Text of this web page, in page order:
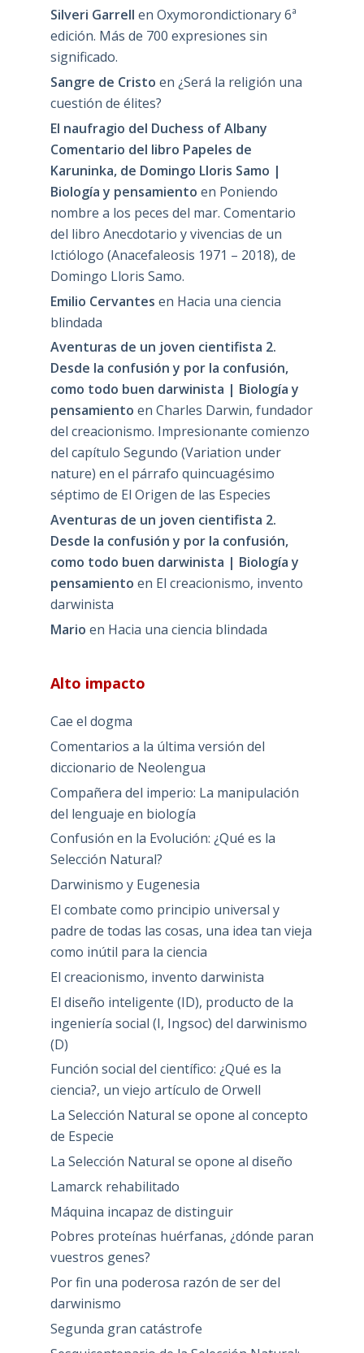
Silveri Garrell en Oxymorondictionary 6ª
edición. Más de 700 expresiones sin
significado.
Sangre de Cristo en ¿Será la religión una
cuestión de élites?
El naufragio del Duchess of Albany
Comentario del libro Papeles de
Karuninka, de Domingo Lloris Samo |
Biología y pensamiento en Poniendo
nombre a los peces del mar. Comentario
del libro Anecdotario y vivencias de un
Ictiólogo (Anacefaleosis 1971 – 2018), de
Domingo Lloris Samo.
Emilio Cervantes en Hacia una ciencia
blindada
Aventuras de un joven cientifista 2.
Desde la confusión y por la confusión,
como todo buen darwinista | Biología y
pensamiento en Charles Darwin, fundador
del creacionismo. Impresionante comienzo
del capítulo Segundo (Variation under
nature) en el párrafo quincuagésimo
séptimo de El Origen de las Especies
Aventuras de un joven cientifista 2.
Desde la confusión y por la confusión,
como todo buen darwinista | Biología y
pensamiento en El creacionismo, invento
darwinista
Mario en Hacia una ciencia blindada
Alto impacto
Cae el dogma
Comentarios a la última versión del
diccionario de Neolengua
Compañera del imperio: La manipulación
del lenguaje en biología
Confusión en la Evolución: ¿Qué es la
Selección Natural?
Darwinismo y Eugenesia
El combate como principio universal y
padre de todas las cosas, una idea tan vieja
como inútil para la ciencia
El creacionismo, invento darwinista
El diseño inteligente (ID), producto de la
ingeniería social (I, Ingsoc) del darwinismo
(D)
Función social del científico: ¿Qué es la
ciencia?, un viejo artículo de Orwell
La Selección Natural se opone al concepto
de Especie
La Selección Natural se opone al diseño
Lamarck rehabilitado
Máquina incapaz de distinguir
Pobres proteínas huérfanas, ¿dónde paran
vuestros genes?
Por fin una poderosa razón de ser del
darwinismo
Segunda gran catástrofe